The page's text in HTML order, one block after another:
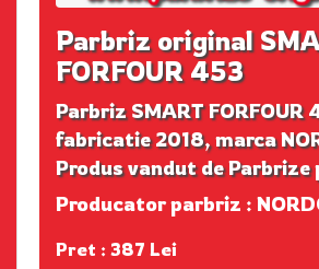
Parbriz original
FORFOUR 453
Parbriz SMART FORFOUR
fabricatie 2018, marca
Produs vandut de Parbrize
Producator parbriz :
Pret : 387 Lei